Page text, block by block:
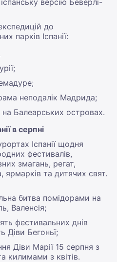
до
парків Іспанії:
неподалік Мадрида;
на Балеарських островах.
в серпні
Іспанії щодня
фестивалів,
змагань, регат,
ярмарків та дитячих свят.
битва помідорами на
Валенсія;
фестивальних днів
Діви Бегоньї;
Діви Марії 15 серпня з
килимами з квітів.